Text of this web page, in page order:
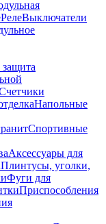
РелеВыключатели
Напольные
Спортивные
Аксессуары для
Плинтусы, уголки,
Фуги для
Приспособления